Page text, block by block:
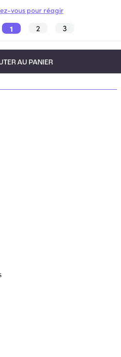
vous pour réagir
1 2 3
AU PANIER